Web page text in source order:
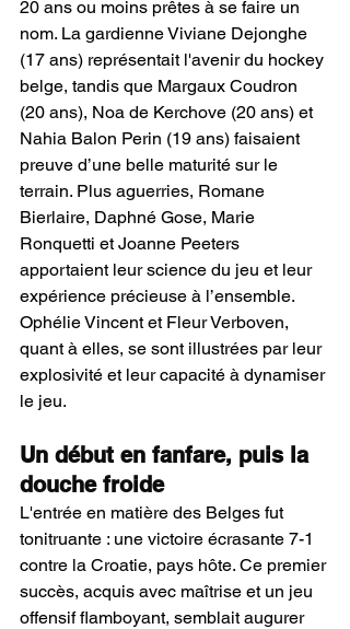
20 ans ou moins prêtes à se faire un
nom. La gardienne Viviane Dejonghe
(17 ans) représentait l'avenir du hockey
belge, tandis que Margaux Coudron
(20 ans), Noa de Kerchove (20 ans) et
Nahia Balon Perin (19 ans) faisaient
preuve d’une belle maturité sur le
terrain. Plus aguerries, Romane
Bierlaire, Daphné Gose, Marie
Ronquetti et Joanne Peeters
apportaient leur science du jeu et leur
expérience précieuse à l’ensemble.
Ophélie Vincent et Fleur Verboven,
quant à elles, se sont illustrées par leur
explosivité et leur capacité à dynamiser
le jeu.
Un début en fanfare, puis la
douche froide
L'entrée en matière des Belges fut
tonitruante : une victoire écrasante 7-1
contre la Croatie, pays hôte. Ce premier
succès, acquis avec maîtrise et un jeu
offensif flamboyant, semblait augurer